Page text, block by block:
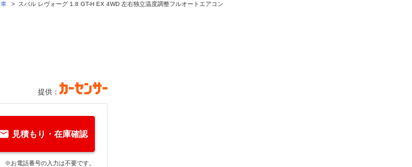
スバル レヴォーグ 1.8 GT-H EX 4WD 左右独立温度調整フルオートエアコン
提供：
見積もり・在庫確認
※お電話番号の入力は不要です。